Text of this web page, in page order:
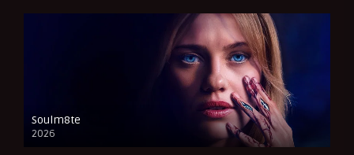
Soulm8te
2026
FULL HD